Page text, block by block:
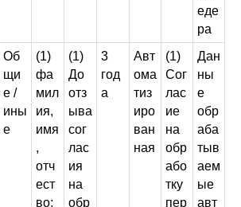
еде
ра
Об
щи
е /
ины
е
(1)
фа
мил
ия,
имя
,
отч
ест
во;
(1)
До
отз
ыва
сог
лас
ия
на
обр
3
год
а
Авт
ома
тиз
иро
ван
ная
(1)
Сог
лас
ие
на
обр
або
тку
пер
Дан
ны
е
обр
аба
тыв
аем
ые
авт